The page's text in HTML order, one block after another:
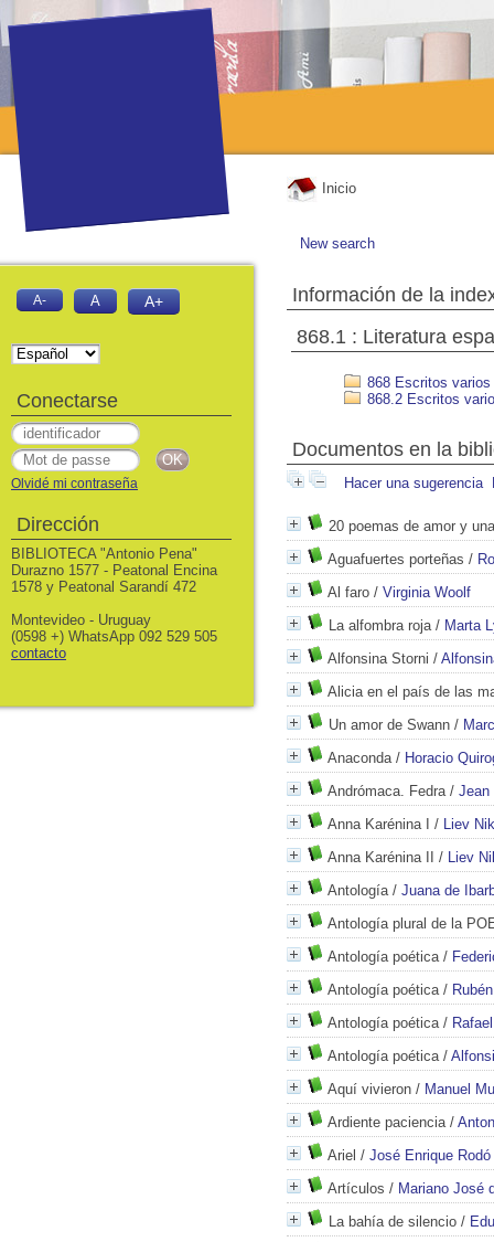
Inicio
New search
Información de la
868.1 : Literatura
868 Escritos varios
868.2 Escritos
Documentos en la
Hacer una sugerencia
20 poemas de amor y
Aguafuertes porteñas /
Al faro / Virginia Woolf
La alfombra roja/ Marta
Alfonsina Storni /
Alicia en el país de las
Un amor de Swann /
Anaconda/ Horacio
Andrómaca. Fedra/ Jean
Anna Karénina I
/ Liev
Anna Karénina II
/ Liev
Antología/ Juana de
Antología plural de la
Antología poética/
Antología poética/
Antología poética/
Antología poética/
Aquí vivieron / Manuel
Ardiente paciencia/
Ariel / José Enrique Rodó
Artículos / Mariano José
La bahía de silencio /
A- A A+
Conectarse
Olvidé mi contraseña
Dirección
BIBLIOTECA "Antonio Pena"
Durazno 1577 - Peatonal Encina
1578 y Peatonal Sarandí 472
Montevideo - Uruguay
(0598 +) WhatsApp 092 529 505
contacto